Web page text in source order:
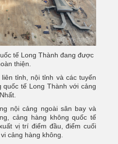
tế Long Thành đang được
thiện.
tỉnh, nội tỉnh và các tuyến
quốc tế Long Thành với cảng
nội cảng ngoài sân bay và
cảng hàng không quốc tế
vị trí điểm đầu, điểm cuối
cảng hàng không.